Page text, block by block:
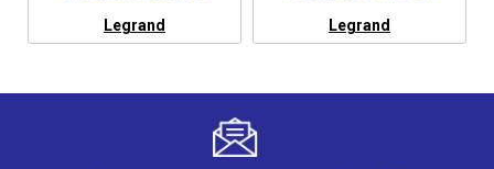
Legrand Legrand